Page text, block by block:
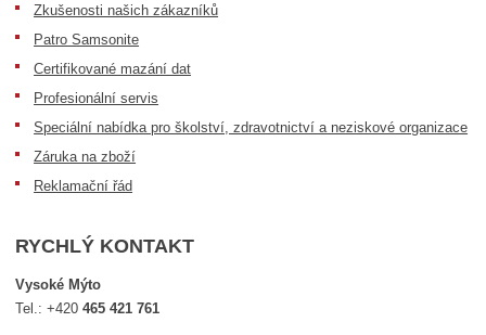
Zkušenosti našich zákazníků
Patro Samsonite
Certifikované mazání dat
Profesionální servis
Speciální nabídka pro školství, zdravotnictví a neziskové organizace
Záruka na zboží
Reklamační řád
RYCHLÝ KONTAKT
Vysoké Mýto
Tel.:+420465 421 761